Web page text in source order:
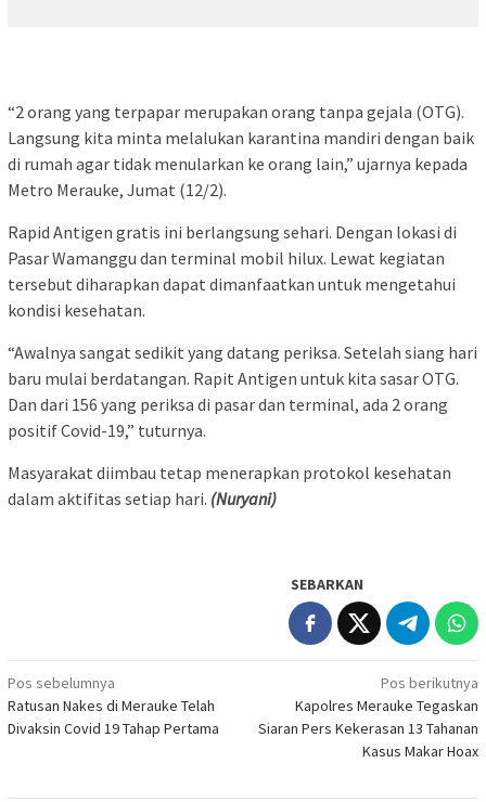
“2 orang yang terpapar merupakan orang tanpa gejala (OTG).
Langsung kita minta melalukan karantina mandiri dengan baik
di rumah agar tidak menularkan ke orang lain,” ujarnya kepada
Metro Merauke, Jumat (12/2).
Rapid Antigen gratis ini berlangsung sehari. Dengan lokasi di
Pasar Wamanggu dan terminal mobil hilux. Lewat kegiatan
tersebut diharapkan dapat dimanfaatkan untuk mengetahui
kondisi kesehatan.
“Awalnya sangat sedikit yang datang periksa. Setelah siang hari
baru mulai berdatangan. Rapit Antigen untuk kita sasar OTG.
Dan dari 156 yang periksa di pasar dan terminal, ada 2 orang
positif Covid-19,” tuturnya.
Masyarakat diimbau tetap menerapkan protokol kesehatan
dalam aktifitas setiap hari. (Nuryani)
SEBARKAN
Navigasi
pos
Pos sebelumnya
Ratusan Nakes di Merauke Telah
Divaksin Covid 19 Tahap Pertama
Pos berikutnya
Kapolres Merauke Tegaskan
Siaran Pers Kekerasan 13 Tahanan
Kasus Makar Hoax